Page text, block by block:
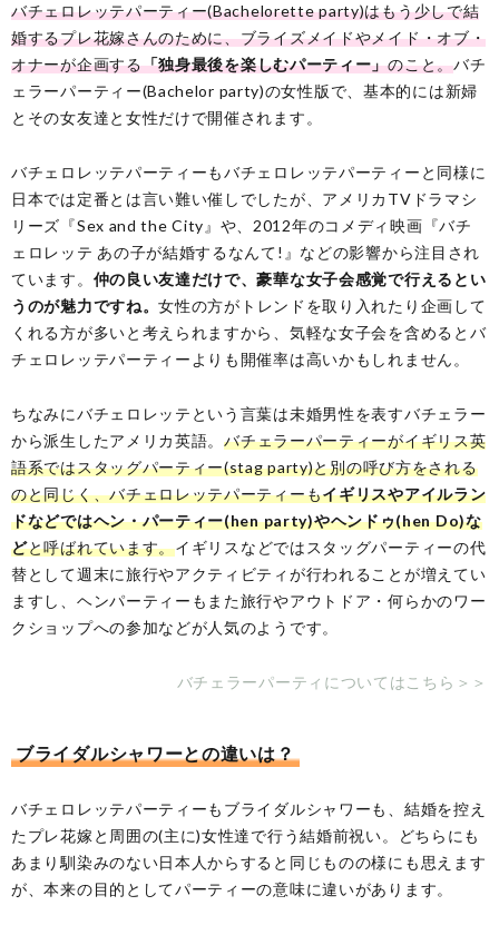
バチェロレッテパーティー(Bachelorette party)はもう少しで結
婚するプレ花嫁さんのために、ブライズメイドやメイド・オブ・
オナーが企画する「独身最後を楽しむパーティー」のこと。バチ
ェラーパーティー(Bachelor party)の女性版で、基本的には新婦
とその女友達と女性だけで開催されます。
バチェロレッテパーティーもバチェロレッテパーティーと同様に
日本では定番とは言い難い催しでしたが、アメリカTVドラマシ
リーズ『Sex and the City』や、2012年のコメディ映画『バチ
ェロレッテ あの子が結婚するなんて!』などの影響から注目され
ています。 仲の良い友達だけで、豪華な女子会感覚で行えるとい
うのが魅力ですね。女性の方がトレンドを取り入れたり企画して
くれる方が多いと考えられますから、気軽な女子会を含めるとバ
チェロレッテパーティーよりも開催率は高いかもしれません。
ちなみにバチェロレッテという言葉は未婚男性を表すバチェラー
から派生したアメリカ英語。バチェラーパーティーがイギリス英
語系ではスタッグパーティー(stag party)と別の呼び方をされる
のと同じく、バチェロレッテパーティーもイギリスやアイルラン
ドなどではヘン・パーティー(hen party)やヘンドゥ(hen Do)な
どと呼ばれています。イギリスなどではスタッグパーティーの代
替として週末に旅行やアクティビティが行われることが増えてい
ますし、ヘンパーティーもまた旅行やアウトドア・何らかのワー
クショップへの参加などが人気のようです。
バチェラーパーティについてはこちら＞＞
ブライダルシャワーとの違いは？
バチェロレッテパーティーもブライダルシャワーも、結婚を控え
たプレ花嫁と周囲の(主に)女性達で行う結婚前祝い。どちらにも
あまり馴染みのない日本人からすると同じものの様にも思えます
が、本来の目的としてパーティーの意味に違いがあります。